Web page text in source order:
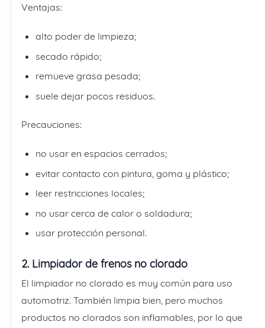
Ventajas:
alto poder de limpieza;
secado rápido;
remueve grasa pesada;
suele dejar pocos residuos.
Precauciones:
no usar en espacios cerrados;
evitar contacto con pintura, goma y plástico;
leer restricciones locales;
no usar cerca de calor o soldadura;
usar protección personal.
2. Limpiador de frenos no clorado
El limpiador no clorado es muy común para uso
automotriz. También limpia bien, pero muchos
productos no clorados son inflamables, por lo que